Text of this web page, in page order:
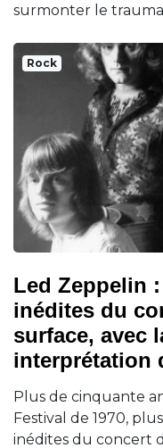
surmonter le
Rock
Led Zeppelin
inédites du
surface, avec
interprétation
Plus de cinquante
Festival de 1970,
inédites du concert